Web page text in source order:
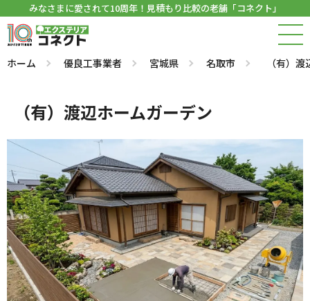
みなさまに愛されて10周年！見積もり比較の老舗「コネクト」
ホーム 優良工事業者 宮城県 名取市 （有）
（有）渡辺ホームガーデン